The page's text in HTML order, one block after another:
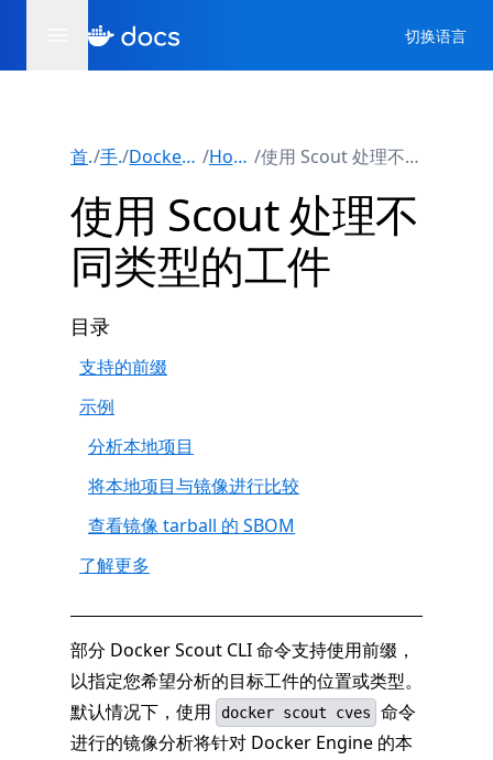
切换语言
首页
/ 手册
/ Docker Scout / How-tos / 使用 Scout 处理不同类型的工件
使用 Scout 处理不
同类型的工件
目录
支持的前缀
示例
分析本地项目
将本地项目与镜像进行比较
查看镜像 tarball 的 SBOM
了解更多
部分 Docker Scout CLI 命令支持使用前缀，
以指定您希望分析的目标工件的位置或类型。
默认情况下，使用
docker scout cves
命令
进行的镜像分析将针对 Docker Engine 的本